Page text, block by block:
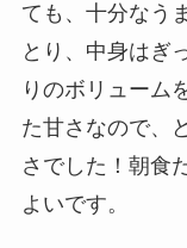
ても、十分なう
とり、中身はぎ
りのボリューム
た甘さなので、
さでした！朝食
よいです。